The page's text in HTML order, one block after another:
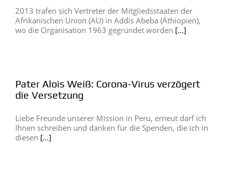
2013 trafen sich Vertreter der Mitgliedsstaaten der
Afrikanischen Union (AU) in Addis Abeba (Äthiopien),
wo die Organisation 1963 gegründet worden [...]
Pater Alois Weiß: Corona-Virus verzögert
die Versetzung
Liebe Freunde unserer Mission in Peru, erneut darf ich
Ihnen schreiben und danken für die Spenden, die ich in
diesen [...]